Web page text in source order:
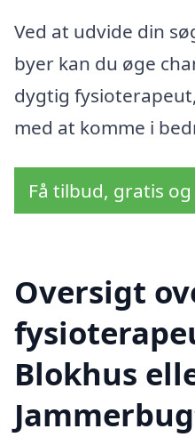
Ved at udvide din
byer kan du øge
dygtig
med at komme i
Få tilbud, gratis
Oversigt
Blokhus